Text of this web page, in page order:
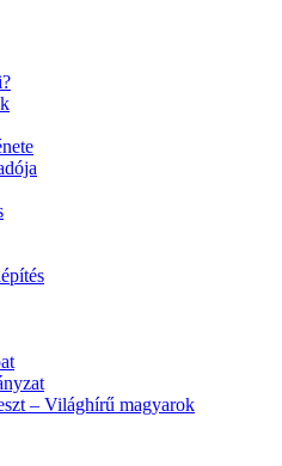
– Világhírű magyarok